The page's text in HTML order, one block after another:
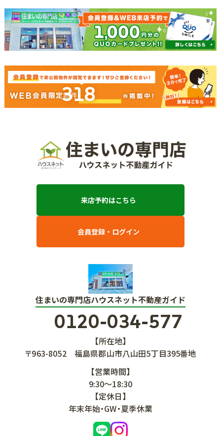
318
来店予約はこちら
会員登録・ログイン
住まいの専門店ハウスネット不動産ガイド
0120-034-577
【所在地】
〒963-8052
福島県郡山市八山田5丁目395番地
【営業時間】
9:30～18:30
【定休日】
年末年始・GW・夏季休業